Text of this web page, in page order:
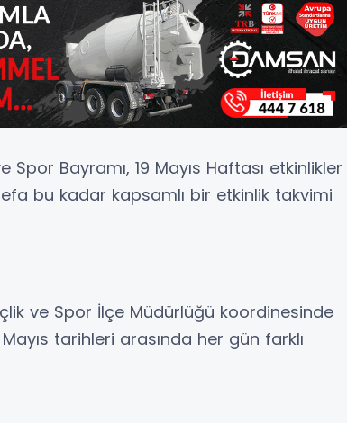
Spor Bayramı, 19 Mayıs Haftası etkinlikler
bu kadar kapsamlı bir etkinlik takvimi
ve Spor İlçe Müdürlüğü koordinesinde
tarihleri arasında her gün farklı